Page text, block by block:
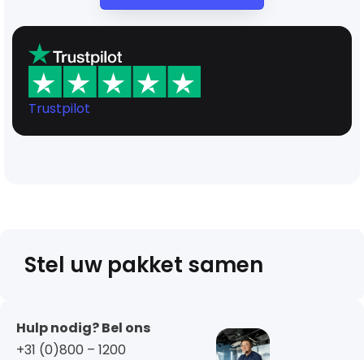
Trustpilot
Stel uw pakket samen
Hulp nodig? Bel ons
+31 (0)800 – 1200